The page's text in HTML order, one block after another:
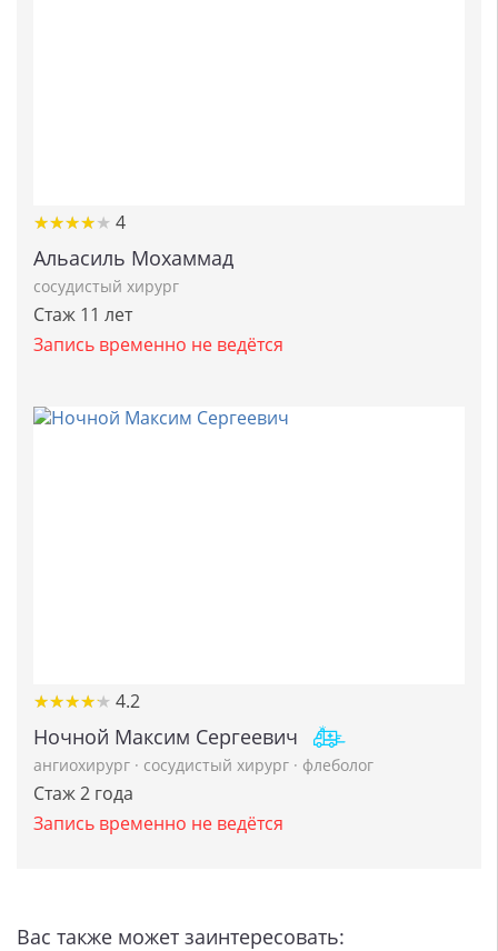
★★★★★
★★★★★ 4
Альасиль Мохаммад
сосудистый хирург
Стаж 11 лет
Запись временно не ведётся
★★★★★
★★★★★ 4.2
Ночной Максим Сергеевич
ангиохирург · сосудистый хирург · флеболог
Стаж 2 года
Запись временно не ведётся
Вас также может заинтересовать: